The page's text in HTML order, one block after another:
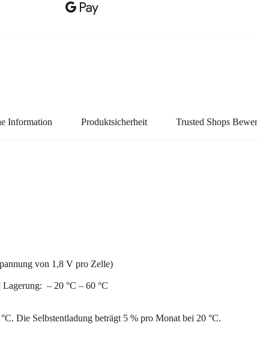
Information Produktsicherheit Trusted Shops
von 1,8 V pro Zelle)
Lagerung: – 20 °C – 60 °C
Die Selbstentladung beträgt 5 % pro Monat bei 20 °C.